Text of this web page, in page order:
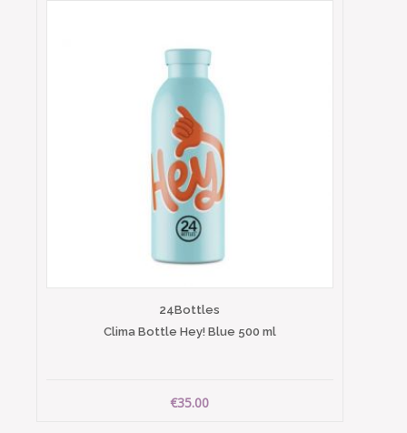
24Bottles
Clima Bottle Hey! Blue 500 ml
€35.00